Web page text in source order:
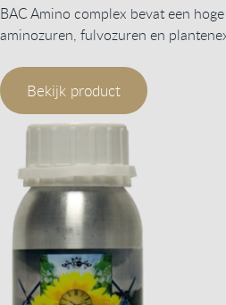
BAC Amino complex bevat een
aminozuren, fulvozuren en
Bekijk product